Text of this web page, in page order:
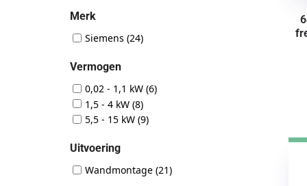
Merk
Siemens (24)
Vermogen
0,02 - 1,1 kW(6)
1,5 - 4 kW(8)
5,5 - 15 kW(9)
Uitvoering
Wandmontage(21)